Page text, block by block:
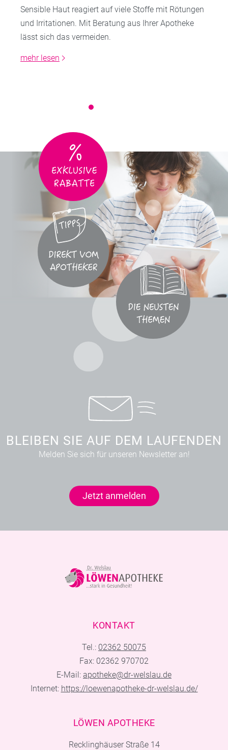
Sensible Haut reagiert auf viele Stoffe mit Rötungen
und Irritationen. Mit Beratung aus Ihrer Apotheke
lässt sich das vermeiden.
mehr lesen
BLEIBEN SIE AUF DEM LAUFENDEN
Melden Sie sich für unseren Newsletter an!
Jetzt anmelden
KONTAKT
Tel.: 02362 50075
Fax: 02362 970702
E-Mail: apotheke@dr-welslau.de
Internet: https://loewenapotheke-dr-welslau.de/
LÖWEN APOTHEKE
Recklinghäuser Straße 14